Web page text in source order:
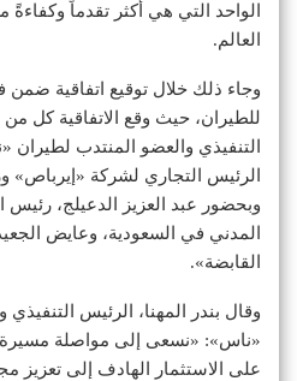
الواحد التي هي أكثر تقدماً
العالم.
وجاء ذلك خلال توقيع اتفاقية
للطيران، حيث وقع الاتفاقية كل من
التنفيذي والعضو المنتدب لطيران
الرئيس التجاري لشركة «إيرباص»
وبحضور عبد العزيز الدعيلج، رئيس
المدني في السعودية، وعايض
القابضة».
وقال بندر المهنا، الرئيس
«ناس»: «نسعى إلى مواصلة مسيرة
على الاستثمار الهادف إلى تعزيز